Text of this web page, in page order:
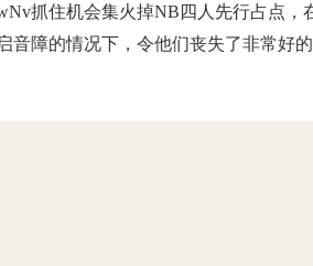
抓住机会集火掉NB四人先行占点，
音障的情况下，令他们丧失了非常好